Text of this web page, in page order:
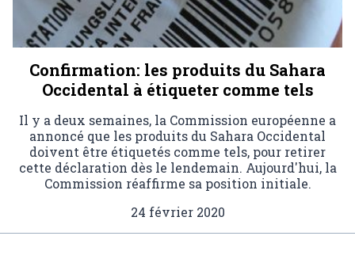
Confirmation: les produits du Sahara
Occidental à étiqueter comme tels
Il y a deux semaines, la Commission européenne a
annoncé que les produits du Sahara Occidental
doivent être étiquetés comme tels, pour retirer
cette déclaration dès le lendemain. Aujourd'hui, la
Commission réaffirme sa position initiale.
24 février 2020